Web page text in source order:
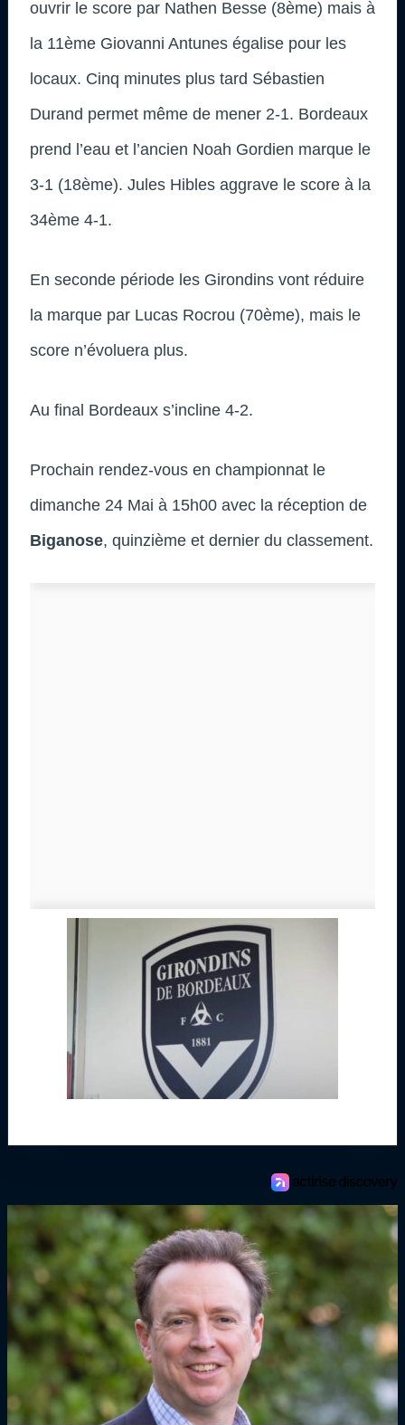
ouvrir le score par Nathen Besse (8ème) mais à
la 11ème Giovanni Antunes égalise pour les
locaux. Cinq minutes plus tard Sébastien
Durand permet même de mener 2-1. Bordeaux
prend l’eau et l’ancien Noah Gordien marque le
3-1 (18ème). Jules Hibles aggrave le score à la
34ème 4-1.
En seconde période les Girondins vont réduire
la marque par Lucas Rocrou (70ème), mais le
score n’évoluera plus.
Au final Bordeaux s’incline 4-2.
Prochain rendez-vous en championnat le
dimanche 24 Mai à 15h00 avec la réception de
Biganose, quinzième et dernier du classement.